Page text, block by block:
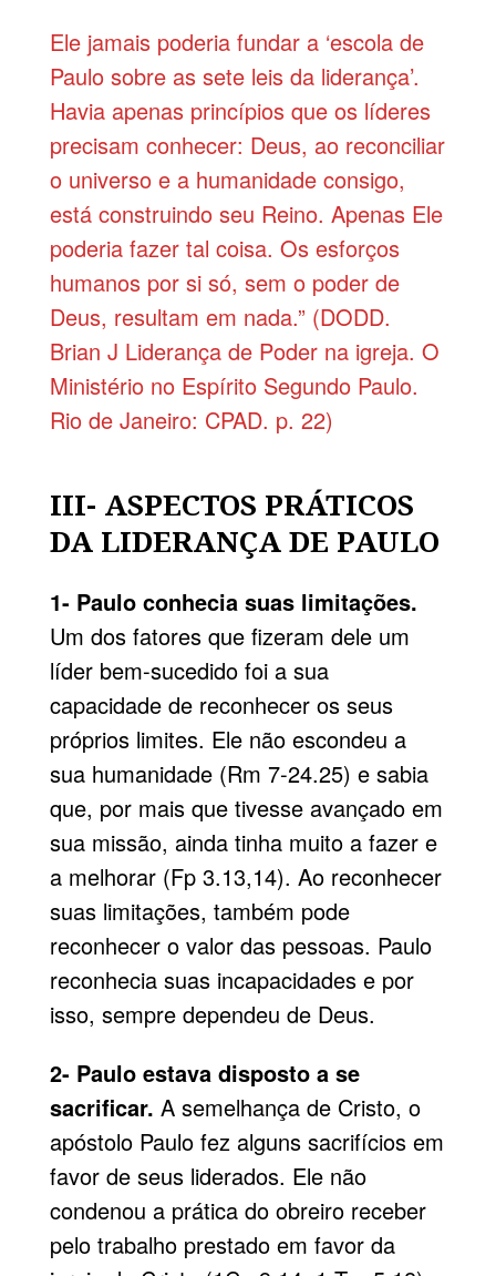
Ele jamais poderia fundar a ‘escola de
Paulo sobre as sete leis da liderança’.
Havia apenas princípios que os líderes
precisam conhecer: Deus, ao reconciliar
o universo e a humanidade consigo,
está construindo seu Reino. Apenas Ele
poderia fazer tal coisa. Os esforços
humanos por si só, sem o poder de
Deus, resultam em nada.” (DODD.
Brian J Liderança de Poder na igreja. O
Ministério no Espírito Segundo Paulo.
Rio de Janeiro: CPAD. p. 22)
III- ASPECTOS PRÁTICOS
DA LIDERANÇA DE PAULO
1- Paulo conhecia suas limitações.
Um dos fatores que fizeram dele um
líder bem-sucedido foi a sua
capacidade de reconhecer os seus
próprios limites. Ele não escondeu a
sua humanidade (Rm 7-24.25) e sabia
que, por mais que tivesse avançado em
sua missão, ainda tinha muito a fazer e
a melhorar (Fp 3.13,14). Ao reconhecer
suas limitações, também pode
reconhecer o valor das pessoas. Paulo
reconhecia suas incapacidades e por
isso, sempre dependeu de Deus.
2- Paulo estava disposto a se
sacrificar. A semelhança de Cristo, o
apóstolo Paulo fez alguns sacrifícios em
favor de seus liderados. Ele não
condenou a prática do obreiro receber
pelo trabalho prestado em favor da